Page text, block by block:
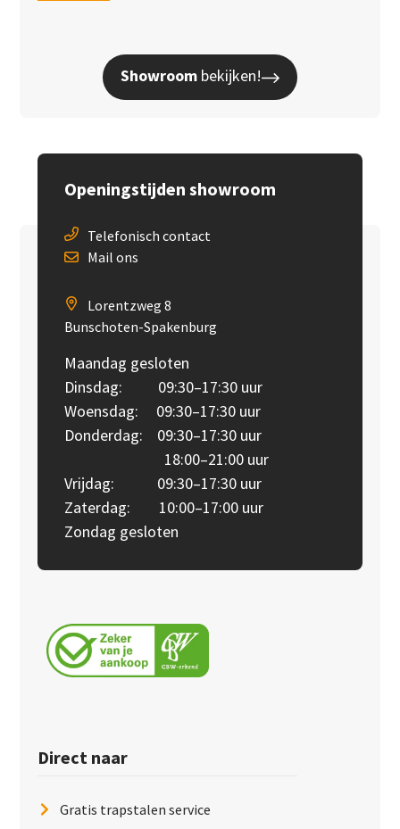
Showroom bekijken!
Openingstijden showroom
Telefonisch contact
Mail ons
Lorentzweg 8
Bunschoten-Spakenburg
Maandag gesloten
Dinsdag: 09:30–17:30 uur
Woensdag: 09:30–17:30 uur
Donderdag: 09:30–17:30 uur
18:00–21:00 uur
Vrijdag: 09:30–17:30 uur
Zaterdag: 10:00–17:00 uur
Zondag gesloten
Direct naar
Gratis trapstalen service